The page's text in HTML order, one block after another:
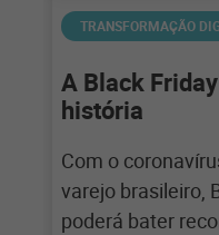
TRANSFORMAÇÃO
A Black
história
Com o
varejo brasileiro,
poderá bater